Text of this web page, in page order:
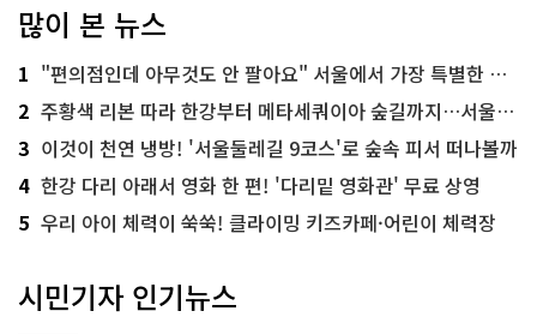
많이 본 뉴스
1 "편의점인데 아무것도 안 팔아요" 서울에서 가장 특별한 편의점의 정체
2 주황색 리본 따라 한강부터 메타세쿼이아 숲길까지…서울둘레길 15코스
3 이것이 천연 냉방! '서울둘레길 9코스'로 숲속 피서 떠나볼까
4 한강 다리 아래서 영화 한 편! '다리밑 영화관' 무료 상영
5 우리 아이 체력이 쑥쑥! 클라이밍 키즈카페·어린이 체력장
시민기자 인기뉴스